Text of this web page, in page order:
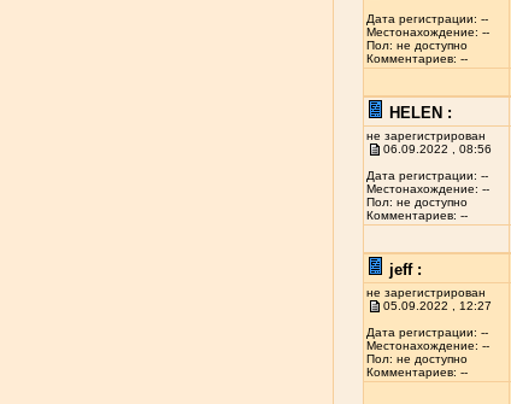
Дата регистрации: --
Местонахождение: --
Пол: не доступно
Комментариев: --
HELEN :
не зарегистрирован
06.09.2022 , 08:56
Дата регистрации: --
Местонахождение: --
Пол: не доступно
Комментариев: --
jeff :
не зарегистрирован
05.09.2022 , 12:27
Дата регистрации: --
Местонахождение: --
Пол: не доступно
Комментариев: --